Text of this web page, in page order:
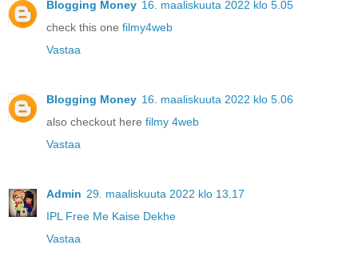
Blogging Money 16. maaliskuuta 2022 klo 5.05
check this one filmy4web
Vastaa
Blogging Money 16. maaliskuuta 2022 klo 5.06
also checkout here filmy 4web
Vastaa
Admin 29. maaliskuuta 2022 klo 13.17
IPL Free Me Kaise Dekhe
Vastaa